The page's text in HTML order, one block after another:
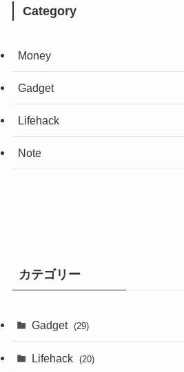
Category
Money
Gadget
Lifehack
Note
カテゴリー
Gadget (29)
Lifehack (20)